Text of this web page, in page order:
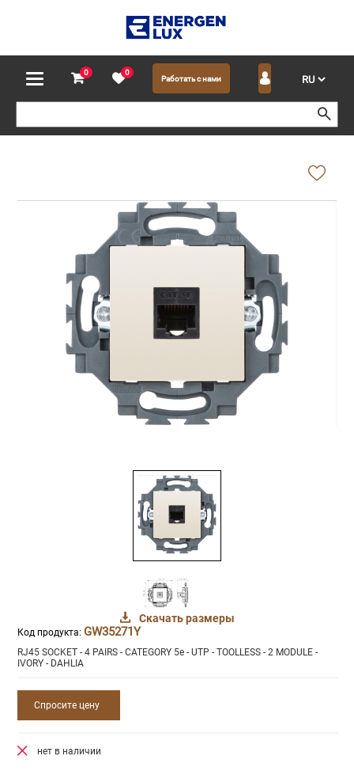
0 0
Работать с нами
Скачать размеры
Код продукта: GW35271Y
RJ45 SOCKET - 4 PAIRS - CATEGORY 5e - UTP - TOOLLESS - 2 MODULE -
IVORY - DAHLIA
Спросите цену
нет в наличии